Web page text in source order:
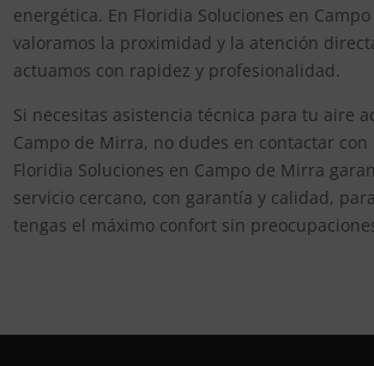
energética. En Floridia Soluciones en
valoramos la proximidad y la atención
actuamos con rapidez y profesionalidad.
Si necesitas asistencia técnica para tu aire
Campo de Mirra, no dudes en contactar con
Floridia Soluciones en Campo de Mirra
servicio cercano, con garantía y calidad,
tengas el máximo confort sin